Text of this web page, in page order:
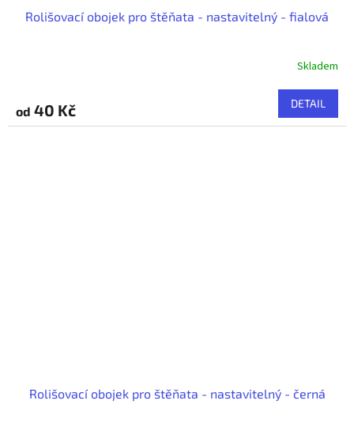
Rolišovací obojek pro štěňata - nastavitelný - fialová
Skladem
od 40 Kč DETAIL
Rolišovací obojek pro štěňata - nastavitelný - černá